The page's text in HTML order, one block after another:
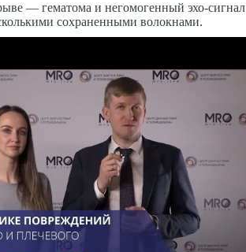
— гематома и негомогенный эхо-сигнал
сохраненными волокнами.